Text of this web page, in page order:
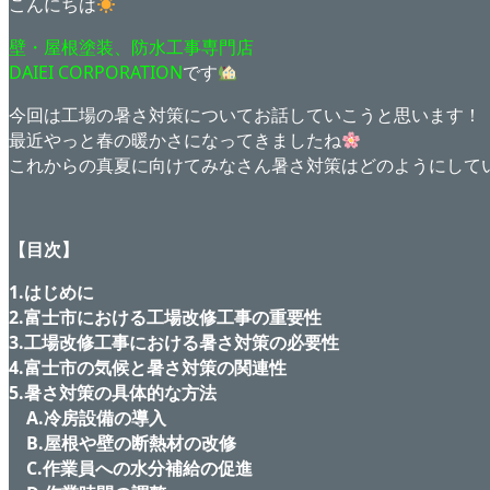
壁・屋根塗装、防水工事専門店
DAIEI CORPORATIONです
今回は工場の暑さ対策についてお話していこうと思います！
最近やっと春の暖かさになってきましたね
これからの真夏に向けてみなさん暑さ対策はどのようにして
【目次】
1.はじめに
2.富士市における工場改修工事の重要性
3.工場改修工事における暑さ対策の必要性
4.富士市の気候と暑さ対策の関連性
5.暑さ対策の具体的な方法
A.冷房設備の導入
B.屋根や壁の断熱材の改修
C.作業員への水分補給の促進